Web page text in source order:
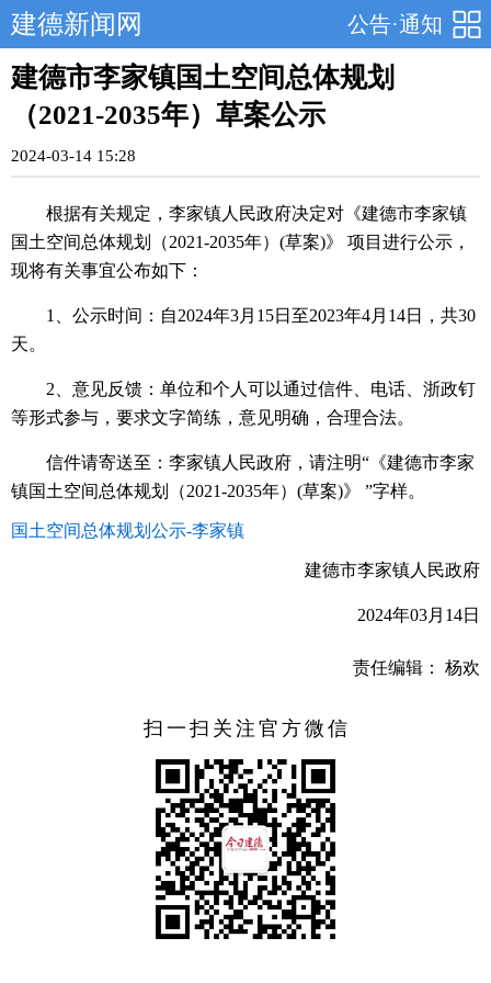
公告·通知
建德新闻网
建德市李家镇国土空间总体规划
（2021-2035年）草案公示
2024-03-14 15:28
根据有关规定，李家镇人民政府决定对《建德市李家镇
国土空间总体规划（2021-2035年）(草案)》 项目进行公示，
现将有关事宜公布如下：
1、公示时间：自2024年3月15日至2023年4月14日，共30
天。
2、意见反馈：单位和个人可以通过信件、电话、浙政钉
等形式参与，要求文字简练，意见明确，合理合法。
信件请寄送至：李家镇人民政府，请注明“《建德市李家
镇国土空间总体规划（2021-2035年）(草案)》 ”字样。
国土空间总体规划公示-李家镇
建德市李家镇人民政府
2024年03月14日
责任编辑： 杨欢
扫一扫关注官方微信